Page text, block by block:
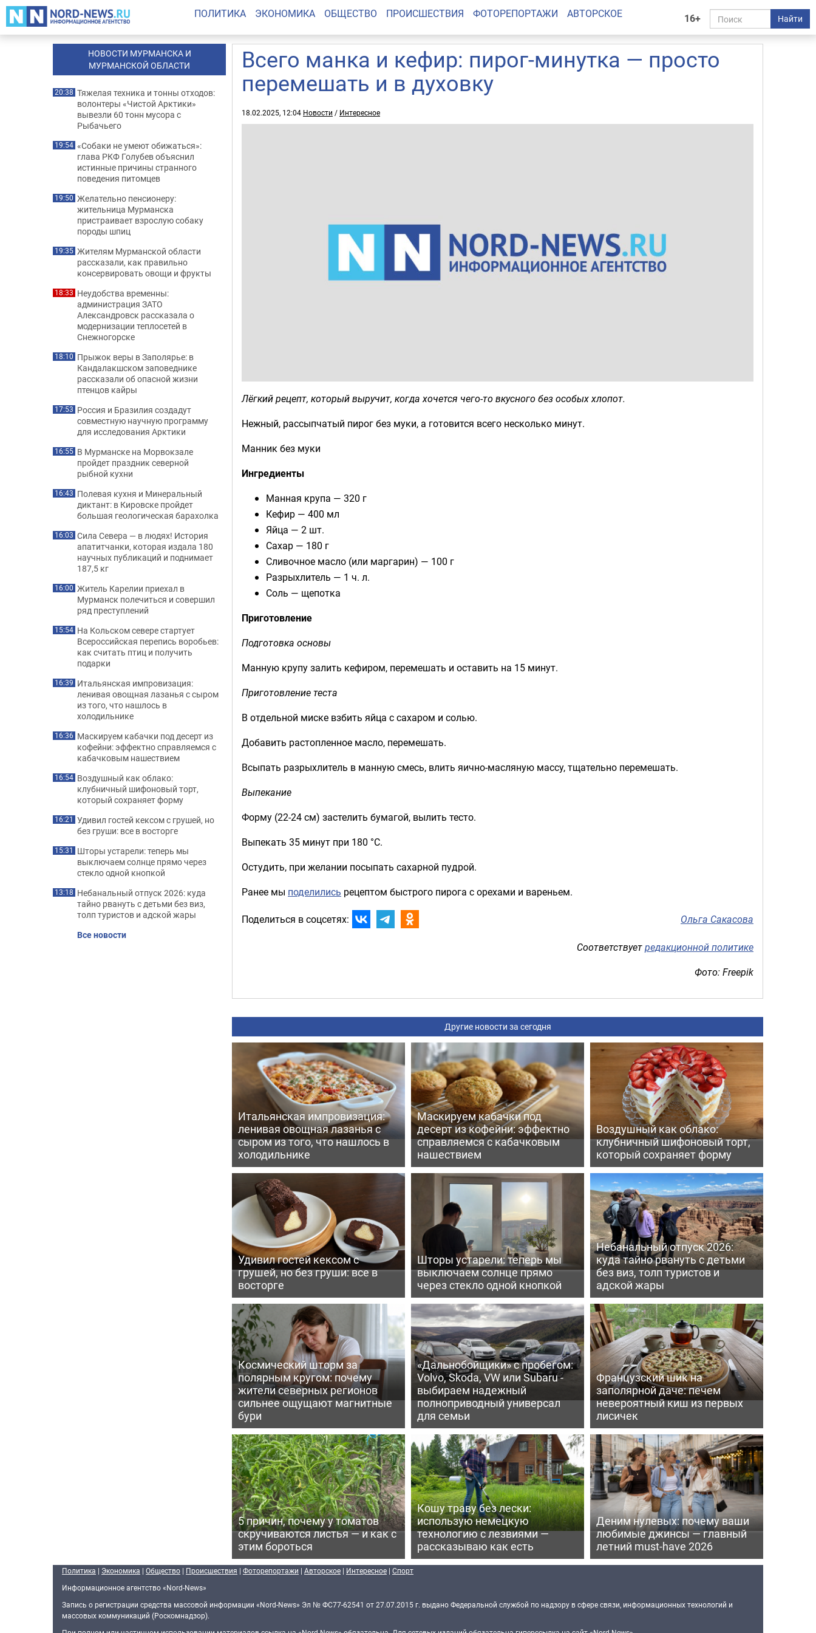
16+ Найти
ПОЛИТИКА ЭКОНОМИКА ОБЩЕСТВО ПРОИСШЕСТВИЯ ФОТОРЕПОРТАЖИ АВТОРСКОЕ
Всего манка и кефир: пирог-минутка — просто
перемешать и в духовку
18.02.2025, 12:04 Новости / Интересное
Лёгкий рецепт, который выручит, когда хочется чего-то вкусного без особых хлопот.
Нежный, рассыпчатый пирог без муки, а готовится всего несколько минут.
Манник без муки
Ингредиенты
Манная крупа — 320 г
Кефир — 400 мл
Яйца — 2 шт.
Сахар — 180 г
Сливочное масло (или маргарин) — 100 г
Разрыхлитель — 1 ч. л.
Соль — щепотка
Приготовление
Подготовка основы
Манную крупу залить кефиром, перемешать и оставить на 15 минут.
Приготовление теста
В отдельной миске взбить яйца с сахаром и солью.
Добавить растопленное масло, перемешать.
Всыпать разрыхлитель в манную смесь, влить яично-масляную массу, тщательно перемешать.
Выпекание
Форму (22-24 см) застелить бумагой, вылить тесто.
Выпекать 35 минут при 180 °C.
Остудить, при желании посыпать сахарной пудрой.
Ранее мы поделились рецептом быстрого пирога с орехами и вареньем.
Поделиться в соцсетях: Ольга Сакасова
Соответствуетредакционной политике
Фото: Freepik
Другие новости за сегодня
Итальянская импровизация:
ленивая овощная лазанья с
сыром из того, что нашлось в
холодильнике
Маскируем кабачки под
десерт из кофейни: эффектно
справляемся с кабачковым
нашествием
Воздушный как облако:
клубничный шифоновый торт,
который сохраняет форму
Удивил гостей кексом с
грушей, но без груши: все в
восторге
Шторы устарели: теперь мы
выключаем солнце прямо
через стекло одной кнопкой
Небанальный отпуск 2026:
куда тайно рвануть с детьми
без виз, толп туристов и
адской жары
Космический шторм за
полярным кругом: почему
жители северных регионов
сильнее ощущают магнитные
бури
«Дальнобойщики» с пробегом:
Volvo, Skoda, VW или Subaru -
выбираем надежный
полноприводный универсал
для семьи
Французский шик на
заполярной даче: печем
невероятный киш из первых
лисичек
5 причин, почему у томатов
скручиваются листья — и как с
этим бороться
Кошу траву без лески:
использую немецкую
технологию с лезвиями —
рассказываю как есть
Деним нулевых: почему ваши
любимые джинсы — главный
летний must-have 2026
НОВОСТИ МУРМАНСКА И
МУРМАНСКОЙ ОБЛАСТИ
20:38 Тяжелая техника и тонны отходов:
волонтеры «Чистой Арктики»
вывезли 60 тонн мусора с
Рыбачьего
19:54 «Собаки не умеют обижаться»:
глава РКФ Голубев объяснил
истинные причины странного
поведения питомцев
19:50 Желательно пенсионеру:
жительница Мурманска
пристраивает взрослую собаку
породы шпиц
19:35 Жителям Мурманской области
рассказали, как правильно
консервировать овощи и фрукты
18:33 Неудобства временны:
администрация ЗАТО
Александровск рассказала о
модернизации теплосетей в
Снежногорске
18:10 Прыжок веры в Заполярье: в
Кандалакшском заповеднике
рассказали об опасной жизни
птенцов кайры
17:53 Россия и Бразилия создадут
совместную научную программу
для исследования Арктики
16:55 В Мурманске на Морвокзале
пройдет праздник северной
рыбной кухни
16:43 Полевая кухня и Минеральный
диктант: в Кировске пройдет
большая геологическая барахолка
16:03 Сила Севера — в людях! История
апатитчанки, которая издала 180
научных публикаций и поднимает
187,5 кг
16:00 Житель Карелии приехал в
Мурманск полечиться и совершил
ряд преступлений
15:54 На Кольском севере стартует
Всероссийская перепись воробьев:
как считать птиц и получить
подарки
16:39 Итальянская импровизация:
ленивая овощная лазанья с сыром
из того, что нашлось в
холодильнике
16:36 Маскируем кабачки под десерт из
кофейни: эффектно справляемся с
кабачковым нашествием
16:54 Воздушный как облако:
клубничный шифоновый торт,
который сохраняет форму
16:21 Удивил гостей кексом с грушей, но
без груши: все в восторге
15:31 Шторы устарели: теперь мы
выключаем солнце прямо через
стекло одной кнопкой
13:18 Небанальный отпуск 2026: куда
тайно рвануть с детьми без виз,
толп туристов и адской жары
Все новости
Политика | Экономика | Общество | Происшествия | Фоторепортажи | Авторское | Интересное | Спорт
Информационное агентство «Nord-News»
Запись о регистрации средства массовой информации «Nord-News» Эл № ФС77-62541 от 27.07.2015 г. выдано Федеральной службой по надзору в сфере связи, информационных технологий и
массовых коммуникаций (Роскомнадзор).